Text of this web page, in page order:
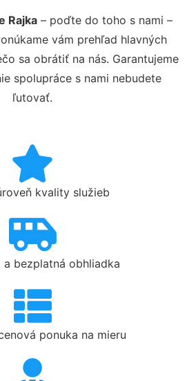
Rajka – poďte do toho s nami –
vám prehľad hlavných
sa obrátiť na nás. Garantujeme
spolupráce s nami nebudete
ľutovať.
kvality služieb
a bezplatná obhliadka
ponuka na mieru